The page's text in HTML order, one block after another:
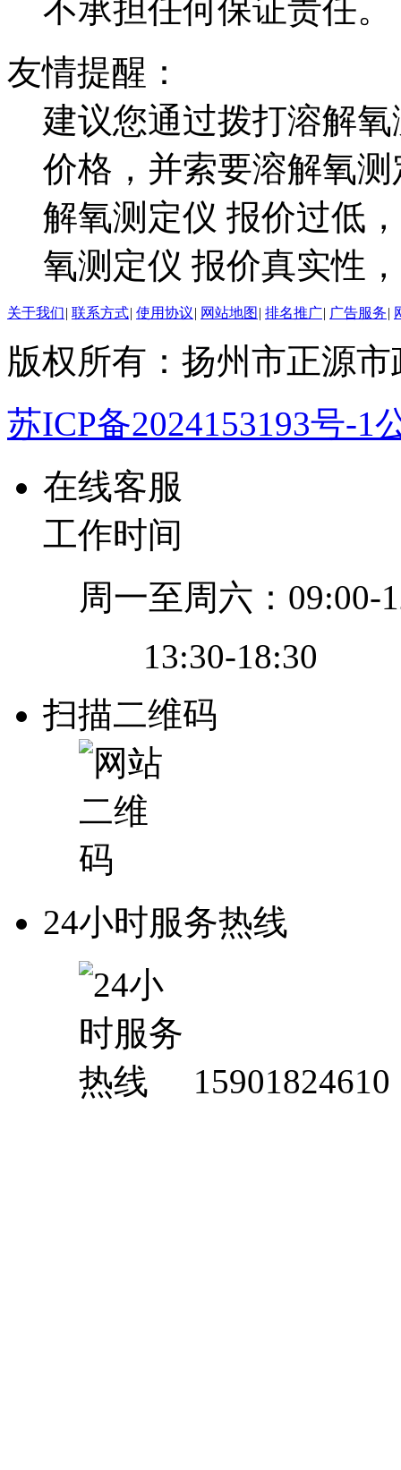
不承担任何保证责任。
友情提醒：
建议您通过拨打溶解
价格，并索要溶解氧
解氧测定仪 报价过低
氧测定仪 报价真实性
关于我们| 联系方式| 使用协议| 网站地图 | 排名推广| 广告服务|
版权所有：扬州市正源
苏ICP备2024153193号-1
在线客服
工作时间
周一至周六：09:00-
13:30-18:30
扫描二维码
24小时服务热线
15901824610